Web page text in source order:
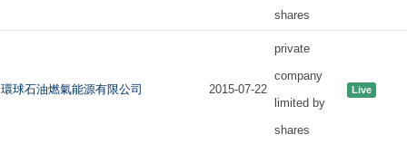
shares
環球石油燃氣能源有限公司 2015-07-22
private
company
limited by
shares
Live